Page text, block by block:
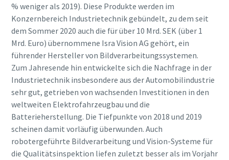
% weniger als 2019). Diese Produkte werden im
Konzernbereich Industrietechnik gebündelt, zu dem seit
dem Sommer 2020 auch die für über 10 Mrd. SEK (über 1
Mrd. Euro) übernommene Isra Vision AG gehört, ein
führender Hersteller von Bildverarbeitungssystemen.
Zum Jahresende hin entwickelte sich die Nachfrage in der
Industrietechnik insbesondere aus der Automobilindustrie
sehr gut, getrieben von wachsenden Investitionen in den
weltweiten Elektrofahrzeugbau und die
Batterieherstellung. Die Tiefpunkte von 2018 und 2019
scheinen damit vorläufig überwunden. Auch
robotergeführte Bildverarbeitung und Vision-Systeme für
die Qualitätsinspektion liefen zuletzt besser als im Vorjahr